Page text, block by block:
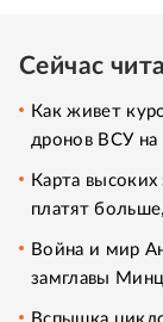
Сейчас
Как живет
дронов ВСУ
Карта
платят
Война и мир
замглавы
Вспышка